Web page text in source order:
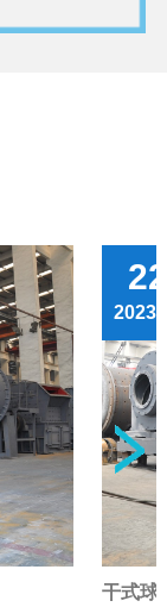
2023-
干式球